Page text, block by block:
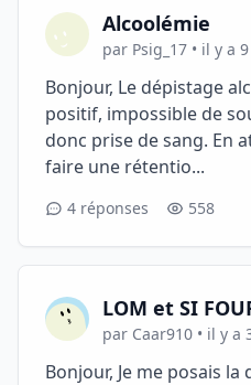
Alcoolémie
par Psig_17 • il y a
Bonjour, Le dépistage
positif, impossible de
donc prise de sang. En
faire une rétentio...
4 réponses 558
LOM et SI
par Caar910 • il y a
Bonjour, Je me posais la